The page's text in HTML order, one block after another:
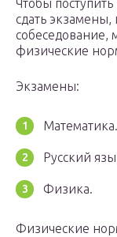
Чтобы
сдать экзамены,
собеседование,
физические
Экзамены:
Математика.
Русский
Физика.
Физические